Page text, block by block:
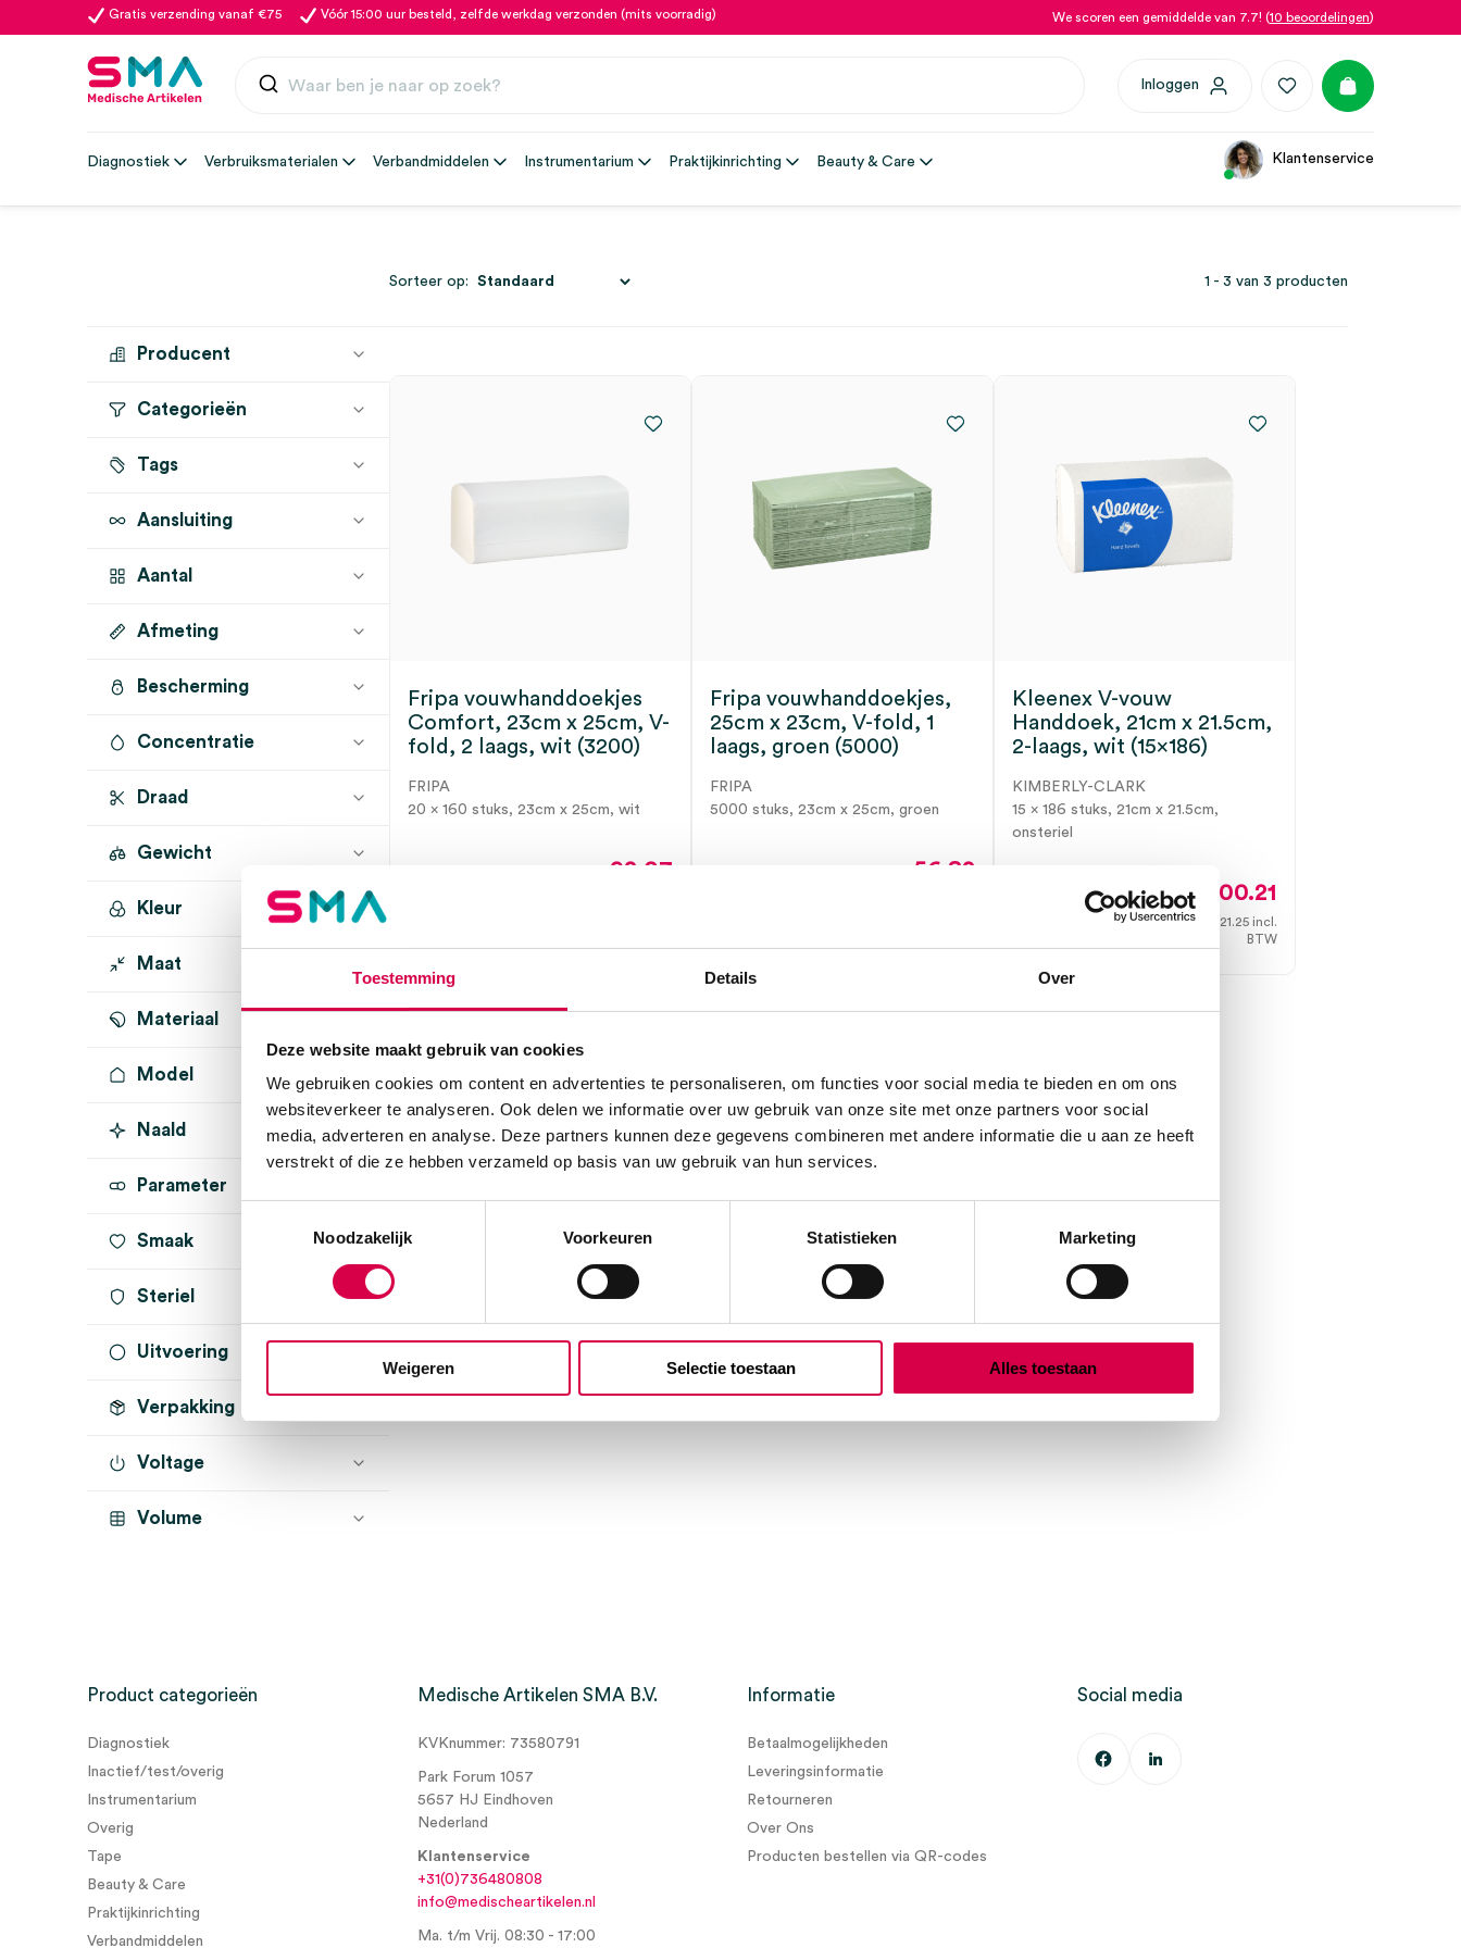
Toestemming Details Over
Deze website maakt gebruik van cookies
We gebruiken cookies om content en advertenties te personaliseren, om functies voor social media te bieden en om ons
websiteverkeer te analyseren. Ook delen we informatie over uw gebruik van onze site met onze partners voor social
media, adverteren en analyse. Deze partners kunnen deze gegevens combineren met andere informatie die u aan ze heeft
verstrekt of die ze hebben verzameld op basis van uw gebruik van hun services.
Noodzakelijk
Voorkeuren Statistieken Marketing
Weigeren Selectie toestaan Alles toestaan
Gratis verzending vanaf €75 Vóór 15:00 uur besteld, zelfde werkdag verzonden (mits voorradig) We scoren een gemiddelde van 7.7! (10 beoordelingen)
Inloggen
Diagnostiek Verbruiksmaterialen Verbandmiddelen Instrumentarium Praktijkinrichting Beauty & Care Klantenservice
Producent
FRIPA (2)
Categorieën
Handdoekjes en Tissues
Tags
Aansluiting
Aantal
15 x 186 stuks (1)
Afmeting
23cm x 25cm (2)
Bescherming
Concentratie
Draad
Gewicht
Kleur
groen (1)
Maat
Materiaal
Model
Naald
Parameter
Smaak
Steriel
onsteriel (2)
Uitvoering
V-fold (3)
interfold (1)
Verpakking
Voltage
Volume
1 - 3 van 3 producten
Sorteer op:
Fripa vouwhanddoekjes
Comfort, 23cm x 25cm, V-
fold, 2 laags, wit (3200)
FRIPA
20 x 160 stuks, 23cm x 25cm, wit
92.07
Fripa vouwhanddoekjes,
25cm x 23cm, V-fold, 1
laags, groen (5000)
FRIPA
5000 stuks, 23cm x 25cm, groen
56.82
Kleenex V-vouw
Handdoek, 21cm x 21.5cm,
2-laags, wit (15×186)
KIMBERLY-CLARK
15 x 186 stuks, 21cm x 21.5cm,
onsteriel
100.21
121.25 incl.
BTW
Product categorieën
Diagnostiek
Inactief/test/overig
Instrumentarium
Overig
Tape
Beauty & Care
Praktijkinrichting
Verbandmiddelen
Medische Artikelen SMA B.V.
KVKnummer: 73580791
Park Forum 1057
5657 HJ Eindhoven
Nederland
Klantenservice
+31(0)736480808
info@medischeartikelen.nl
Ma. t/m Vrij. 08:30 - 17:00
Informatie
Betaalmogelijkheden
Leveringsinformatie
Retourneren
Over Ons
Producten bestellen via QR-codes
Social media